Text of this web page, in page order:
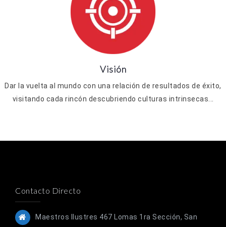
Visión
Dar la vuelta al mundo con una relación de resultados de éxito,
visitando cada rincón descubriendo culturas intrinsecas...
Contacto Directo
Maestros Ilustres 467 Lomas 1ra Sección, San